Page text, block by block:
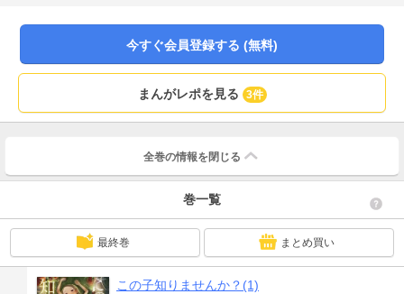
今すぐ会員登録する (無料)
まんがレポを見る 3件
全巻の情報を 閉じる
巻一覧
最終巻 まとめ買い
この子知りませんか？(1)